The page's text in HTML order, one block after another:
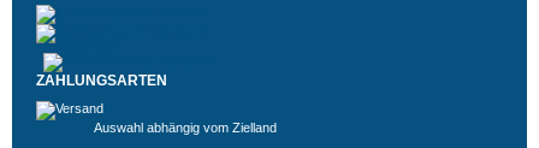
ZAHLUNGSARTEN
Auswahl abhängig vom Zielland